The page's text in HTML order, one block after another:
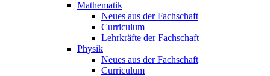
Mathematik
Neues aus der Fachschaft
Curriculum
Lehrkräfte der Fachschaft
Physik
Neues aus der Fachschaft
Curriculum